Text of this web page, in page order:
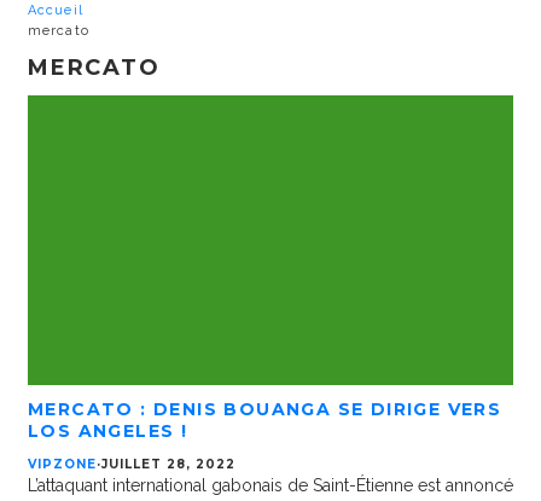
Accueil
mercato
MERCATO
MERCATO : DENIS BOUANGA SE DIRIGE VERS
LOS ANGELES !
VIPZONE·JUILLET 28, 2022
L’attaquant international gabonais de Saint-Étienne est annoncé